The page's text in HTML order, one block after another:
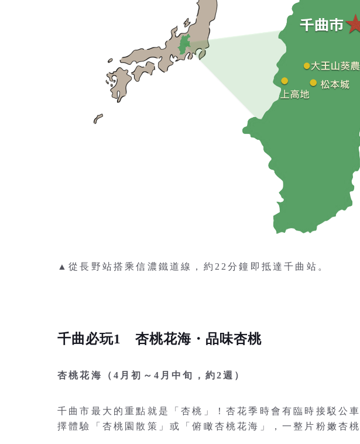
▲從長野站搭乘信濃鐵道線，約22分鐘即抵達千曲站。
千曲必玩1 杏桃花海・品味杏桃
杏桃花海（4月初～4月中旬，約2週）
千曲市最大的重點就是「杏桃」！杏花季時會有臨時接駁公
擇體驗「杏桃園散策」或「俯瞰杏桃花海」，一整片粉嫩杏